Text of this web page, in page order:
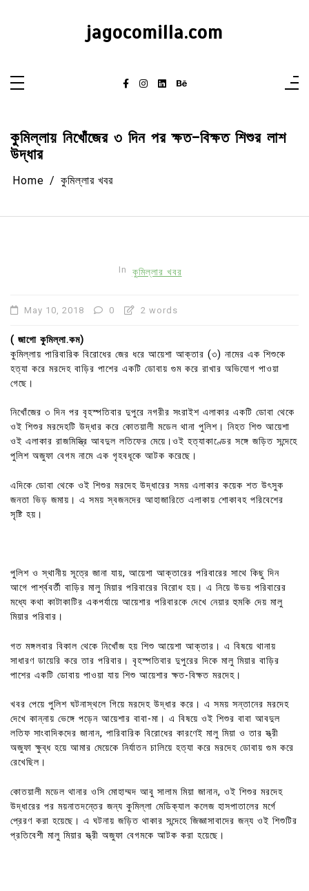
jagocomilla.com
কুমিল্লায় নিখোঁজের ৩ দিন পর ক্ষত-বিক্ষত শিশুর লাশ
উদ্ধার
Home কুমিল্লার খবর
In কুমিল্লার খবর
May 10, 2018 0 2 words
( জাগো কুমিল্লা.কম)
কুমিল্লায় পারিবারিক বিরোধের জের ধরে আয়েশা আক্তার (৩) নামের এক শিশুকে
হত্যা করে মরদেহ বাড়ির পাশের একটি ডোবায় গুম করে রাখার অভিযোগ পাওয়া
গেছে।
নিখোঁজের ৩ দিন পর বৃহস্পতিবার দুপুরে নগরীর সংরাইশ এলাকার একটি ডোবা থেকে
ওই শিশুর মরদেহটি উদ্ধার করে কোতয়ালী মডেল থানা পুলিশ। নিহত শিশু আয়েশা
ওই এলাকার রাজমিস্ত্রি আবদুল লতিফের মেয়ে।ওই হত্যাকাণ্ডের সঙ্গে জড়িত সন্দেহে
পুলিশ অজুফা বেগম নামে এক গৃহবধূকে আটক করেছে।
এদিকে ডোবা থেকে ওই শিশুর মরদেহ উদ্ধারের সময় এলাকার কয়েক শত উৎসুক
জনতা ভিড় জমায়। এ সময় স্বজনদের আহাজারিতে এলাকায় শোকাবহ পরিবেশের
সৃষ্টি হয়।
পুলিশ ও স্থানীয় সূত্রে জানা যায়, আয়েশা আক্তারের পরিবারের সাথে কিছু দিন
আগে পার্শ্ববর্তী বাড়ির মালু মিয়ার পরিবারের বিরোধ হয়। এ নিয়ে উভয় পরিবারের
মধ্যে কথা কাটাকাটির একপর্যায়ে আয়েশার পরিবারকে দেখে নেয়ার হুমকি দেয় মালু
মিয়ার পরিবার।
গত মঙ্গলবার বিকাল থেকে নিখোঁজ হয় শিশু আয়েশা আক্তার। এ বিষয়ে থানায়
সাধারণ ডায়েরি করে তার পরিবার। বৃহস্পতিবার দুপুরের দিকে মালু মিয়ার বাড়ির
পাশের একটি ডোবায় পাওয়া যায় শিশু আয়েশার ক্ষত-বিক্ষত মরদেহ।
খবর পেয়ে পুলিশ ঘটনাস্থলে গিয়ে মরদেহ উদ্ধার করে। এ সময় সন্তানের মরদেহ
দেখে কান্নায় ভেঙ্গে পড়েন আয়েশার বাবা-মা। এ বিষয়ে ওই শিশুর বাবা আবদুল
লতিফ সাংবাদিকদের জানান, পারিবারিক বিরোধের কারণেই মালু মিয়া ও তার স্ত্রী
অজুফা ক্ষুব্ধ হয়ে আমার মেয়েকে নির্যাতন চালিয়ে হত্যা করে মরদেহ ডোবায় গুম করে
রেখেছিল।
কোতয়ালী মডেল থানার ওসি মোহাম্মদ আবু সালাম মিয়া জানান, ওই শিশুর মরদেহ
উদ্ধারের পর ময়নাতদন্তের জন্য কুমিল্লা মেডিক্যাল কলেজ হাসপাতালের মর্গে
প্রেরণ করা হয়েছে। এ ঘটনায় জড়িত থাকার সন্দেহে জিজ্ঞাসাবাদের জন্য ওই শিশুটির
প্রতিবেশী মালু মিয়ার স্ত্রী অজুফা বেগমকে আটক করা হয়েছে।